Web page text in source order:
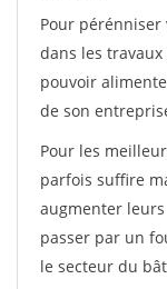
Pour
dans les
pouvoir
de son
Pour les
parfois suffire
augmenter
passer par un
le secteur du